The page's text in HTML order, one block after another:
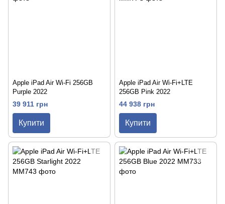
Apple iPad Air Wi-Fi 256GB
Purple 2022
39 911 грн
Купити
Apple iPad Air Wi-Fi+LTE
256GB Pink 2022
44 938 грн
Купити